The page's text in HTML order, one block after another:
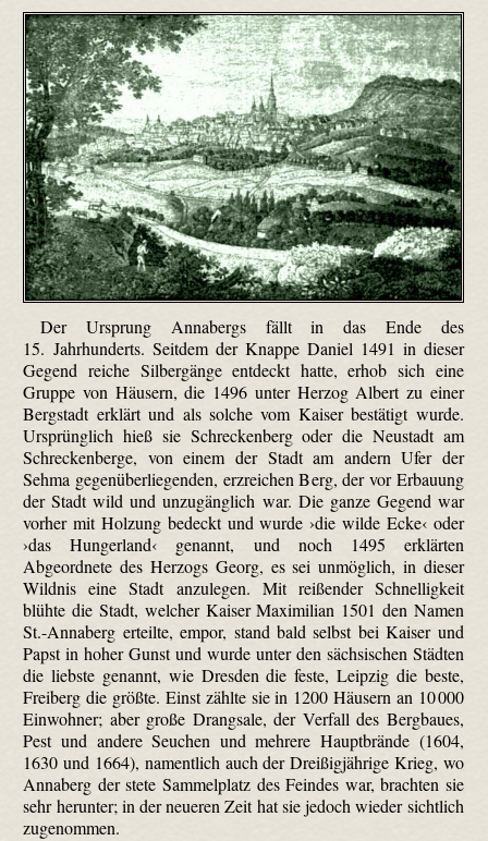
Der Ursprung Annabergs fällt in das Ende des
15. Jahrhunderts. Seitdem der Knappe Daniel 1491 in dieser
Gegend reiche Silbergänge entdeckt hatte, erhob sich eine
Gruppe von Häusern, die 1496 unter Herzog Albert zu einer
Bergstadt erklärt und als solche vom Kaiser bestätigt wurde.
Ursprünglich hieß sie Schreckenberg oder die Neustadt am
Schreckenberge, von einem der Stadt am andern Ufer der
Sehma gegenüberliegenden, erzreichen Berg, der vor Erbauung
der Stadt wild und unzugänglich war. Die ganze Gegend war
vorher mit Holzung bedeckt und wurde ›die wilde Ecke‹ oder
›das Hungerland‹ genannt, und noch 1495 erklärten
Abgeordnete des Herzogs Georg, es sei unmöglich, in dieser
Wildnis eine Stadt anzulegen. Mit reißender Schnelligkeit
blühte die Stadt, welcher Kaiser Maximilian 1501 den Namen
St.-Annaberg erteilte, empor, stand bald selbst bei Kaiser und
Papst in hoher Gunst und wurde unter den sächsischen Städten
die liebste genannt, wie Dresden die feste, Leipzig die beste,
Freiberg die größte. Einst zählte sie in 1200 Häusern an 10 000
Einwohner; aber große Drangsale, der Verfall des Bergbaues,
Pest und andere Seuchen und mehrere Hauptbrände (1604,
1630 und 1664), namentlich auch der Dreißigjährige Krieg, wo
Annaberg der stete Sammelplatz des Feindes war, brachten sie
sehr herunter; in der neueren Zeit hat sie jedoch wieder sichtlich
zugenommen.